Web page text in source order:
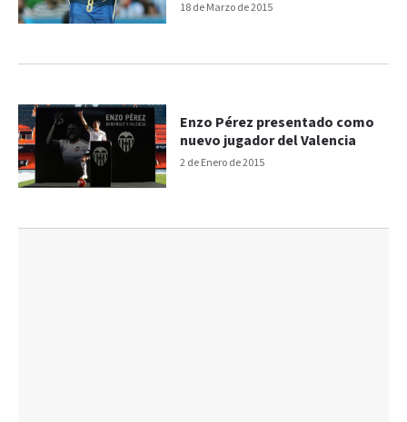
18 de Marzo de 2015
2 de Enero de 2015
Enzo Pérez presentado como
nuevo jugador del Valencia